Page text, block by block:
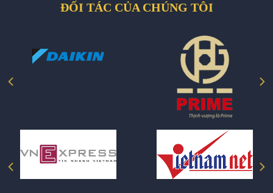
ĐỐI TÁC CỦA CHÚNG TÔI